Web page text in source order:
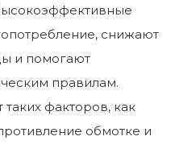
снижают
и помогают
правилам.
факторов, как
обмотке и